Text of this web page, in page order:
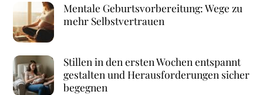
Mentale Geburtsvorbereitung: Wege zu
mehr Selbstvertrauen
Stillen in den ersten Wochen entspannt
gestalten und Herausforderungen sicher
begegnen